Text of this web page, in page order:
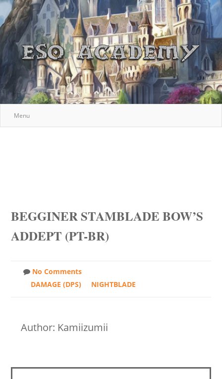
Menu
BEGGINER STAMBLADE BOW’S
ADDEPT (PT-BR)
No Comments
DAMAGE (DPS)
NIGHTBLADE
Author: Kamiizumii